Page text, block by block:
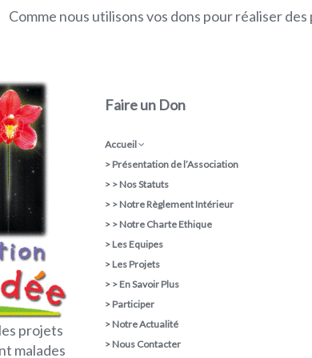
Comme nous utilisons vos dons pour réaliser
projets
malades
Faire un Don
Accueil
> Présentation de l’Association
> > Nos Statuts
> > Notre Règlement Intérieur
> > Notre Charte Ethique
> Les Equipes
> Les Projets
> > En Savoir Plus
> Participer
> Notre Actualité
> Nous Contacter